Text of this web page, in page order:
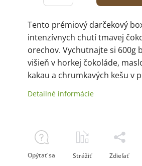
Tento prémiový darčekový
intenzívnych chutí tmavej
orechov. Vychutnajte si 600g
višieň v horkej čokoláde,
kakau a chrumkavých kešu v
Detailné informácie
Opýtať sa Strážiť Zdieľať